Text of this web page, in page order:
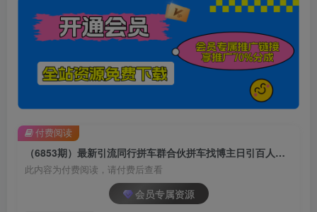
（6853期）最新引流同行拼车群合伙拼车找博主日引百人新玩法
此内容为付费阅读，请付费后查看
会员专属资源
付费阅读